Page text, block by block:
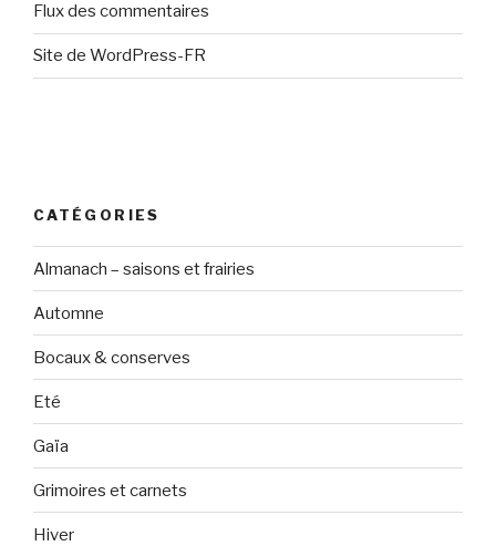
Flux des commentaires
Site de WordPress-FR
CATÉGORIES
Almanach – saisons et frairies
Automne
Bocaux & conserves
Eté
Gaïa
Grimoires et carnets
Hiver